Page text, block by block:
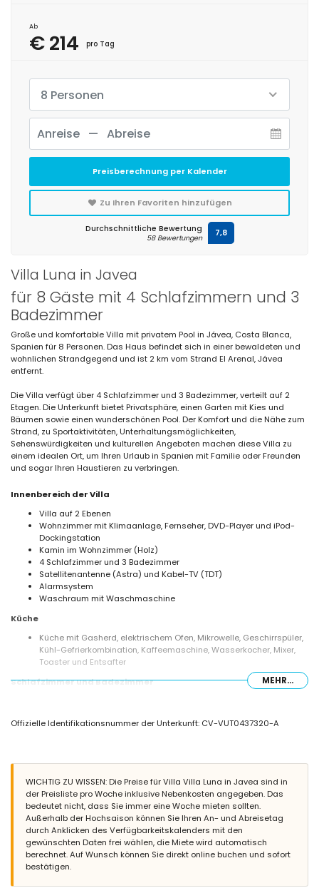
Villa Luna in Javea
für 8 Gäste mit 4 Schlafzimmern und 3
Badezimmer
Große und komfortable Villa mit privatem Pool in Jávea, Costa Blanca,
Spanien für 8 Personen. Das Haus befindet sich in einer bewaldeten und
wohnlichen Strandgegend und ist 2 km vom Strand El Arenal, Jávea
entfernt.
Die Villa verfügt über 4 Schlafzimmer und 3 Badezimmer, verteilt auf 2
Etagen. Die Unterkunft bietet Privatsphäre, einen Garten mit Kies und
Bäumen sowie einen wunderschönen Pool. Der Komfort und die Nähe zum
Strand, zu Sportaktivitäten, Unterhaltungsmöglichkeiten,
Sehenswürdigkeiten und kulturellen Angeboten machen diese Villa zu
einem idealen Ort, um Ihren Urlaub in Spanien mit Familie oder Freunden
und sogar Ihren Haustieren zu verbringen.
Innenbereich der Villa
Villa auf 2 Ebenen
Wohnzimmer mit Klimaanlage, Fernseher, DVD-Player und iPod-
Dockingstation
Kamin im Wohnzimmer (Holz)
4 Schlafzimmer und 3 Badezimmer
Satellitenantenne (Astra) und Kabel-TV (TDT)
Alarmsystem
Waschraum mit Waschmaschine
Küche
Küche mit Gasherd, elektrischem Ofen, Mikrowelle, Geschirrspüler,
Kühl-Gefrierkombination, Kaffeemaschine, Wasserkocher, Mixer,
Toaster und Entsafter
Schlafzimmer und Badezimmer
2 Schlafzimmer mit Klimaanlage, jeweils mit Kingsize-Bett (200 x
En-suite Badezimmer mit Einzelwaschbecken, Badewanne, Dusche,
Badezimmer mit Einzelwaschbecken, Dusche, Bidet und Toilette
Badezimmer mit Einzelwaschbecken, Dusche und Toilette
Außenbereich der Villa
Großes und eingezäuntes Grundstück
Privater Pool mit einer Größe von 8m x 4m und 2,5m Tiefe
Garten mit Kies, Bäumen und Gartenmöbeln mit Sonnenliegen
2 Terrassen, davon 1 überdacht
Grill
MEHR...
Offizielle Identifikationsnummer der Unterkunft: CV-VUT0437320-A
WICHTIG ZU WISSEN: Die Preise für Villa Villa Luna in Javea sind in
der Preisliste pro Woche inklusive Nebenkosten angegeben. Das
bedeutet nicht, dass Sie immer eine Woche mieten sollten.
Außerhalb der Hochsaison können Sie Ihren An- und Abreisetag
durch Anklicken des Verfügbarkeitskalenders mit den
gewünschten Daten frei wählen, die Miete wird automatisch
berechnet. Auf Wunsch können Sie direkt online buchen und sofort
bestätigen.
Ab
€ 214 pro Tag
8 Personen
Preisberechnung per Kalender
Zu Ihren Favoriten hinzufügen
Durchschnittliche Bewertung
58 Bewertungen 7,8